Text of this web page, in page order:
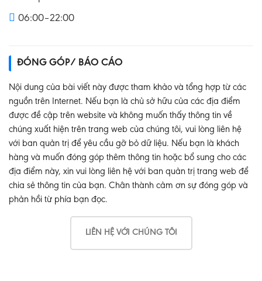
06:00–22:00
ĐÓNG GÓP/ BÁO CÁO
Nội dung của bài viết này được tham khảo và tổng hợp từ các
nguồn trên Internet. Nếu bạn là chủ sở hữu của các địa điểm
được đề cập trên website và không muốn thấy thông tin về
chúng xuất hiện trên trang web của chúng tôi, vui lòng liên hệ
với ban quản trị để yêu cầu gỡ bỏ dữ liệu. Nếu bạn là khách
hàng và muốn đóng góp thêm thông tin hoặc bổ sung cho các
địa điểm này, xin vui lòng liên hệ với ban quản trị trang web để
chia sẻ thông tin của bạn. Chân thành cảm ơn sự đóng góp và
phản hồi từ phía bạn đọc.
LIÊN HỆ VỚI CHÚNG TÔI